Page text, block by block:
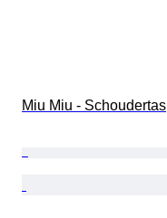
Miu Miu - Schoudertas